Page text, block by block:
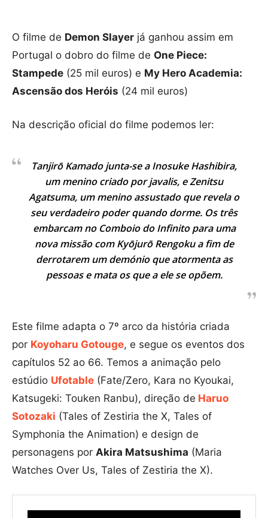
O filme de Demon Slayer já ganhou assim em
Portugal o dobro do filme de One Piece:
Stampede (25 mil euros) e My Hero Academia:
Ascensão dos Heróis (24 mil euros)
Na descrição oficial do filme podemos ler:
Tanjirō Kamado junta-se a Inosuke Hashibira,
um menino criado por javalis, e Zenitsu
Agatsuma, um menino assustado que revela o
seu verdadeiro poder quando dorme. Os três
embarcam no Comboio do Infinito para uma
nova missão com Kyōjurō Rengoku a fim de
derrotarem um demónio que atormenta as
pessoas e mata os que a ele se opõem.
Este filme adapta o 7º arco da história criada
por Koyoharu Gotouge, e segue os eventos dos
capítulos 52 ao 66. Temos a animação pelo
estúdio Ufotable (Fate/Zero, Kara no Kyoukai,
Katsugeki: Touken Ranbu), direção de Haruo
Sotozaki (Tales of Zestiria the X, Tales of
Symphonia the Animation) e design de
personagens por Akira Matsushima (Maria
Watches Over Us, Tales of Zestiria the X).